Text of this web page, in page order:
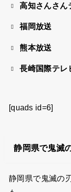
高知さんさん
福岡放送
熊本放送
長崎国際テレ
[quads id=6]
静岡県で鬼滅
静岡県で鬼滅の